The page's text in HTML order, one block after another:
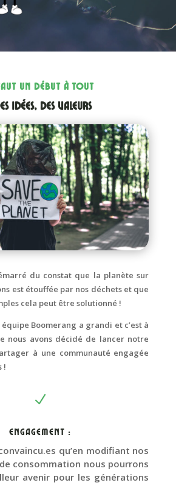
UN DÉBUT À TOUT
idées, des valeurs
du constat que la planète sur
est étouffée par nos déchets et que
cela peut être solutionné !
Boomerang a grandi et c’est à
nous avons décidé de lancer notre
à une communauté engagée
!
N
Engagement :
qu’en modifiant nos
consommation nous pourrons
avenir pour les générations